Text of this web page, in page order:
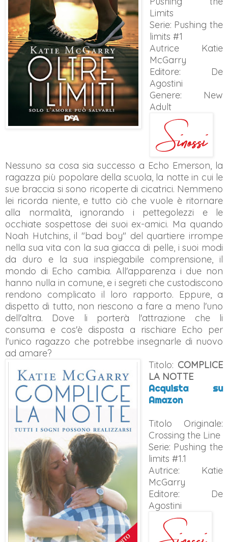
Limits
Serie: Pushing the
limits #1
Autrice Katie
McGarry
Editore: De
Agostini
Genere: New
Adult
Nessuno sa cosa sia successo a Echo Emerson, la
ragazza più popolare della scuola, la notte in cui le
sue braccia si sono ricoperte di cicatrici. Nemmeno
lei ricorda niente, e tutto ciò che vuole è ritornare
alla normalità, ignorando i pettegolezzi e le
occhiate sospettose dei suoi ex-amici. Ma quando
Noah Hutchins, il "bad boy" del quartiere irrompe
nella sua vita con la sua giacca di pelle, i suoi modi
da duro e la sua inspiegabile comprensione, il
mondo di Echo cambia. All'apparenza i due non
hanno nulla in comune, e i segreti che custodiscono
rendono complicato il loro rapporto. Eppure, a
dispetto di tutto, non riescono a fare a meno l'uno
dell'altra. Dove li porterà l'attrazione che li
consuma e cos'è disposta a rischiare Echo per
l'unico ragazzo che potrebbe insegnarle di nuovo
ad amare?
Titolo: COMPLICE
LA NOTTE
Acquista su
Amazon
Titolo Originale:
Crossing the Line
Serie: Pushing the
limits #1.1
Autrice: Katie
McGarry
Editore: De
Agostini